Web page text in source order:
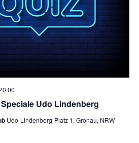
Udo Lindenberg
Udo-Lindenberg-Platz 1, Gronau, NRW